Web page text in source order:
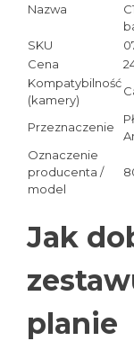
Nazwa
SKU
Cena
Kompatybilność
(kamery)
Przeznaczenie
Oznaczenie
producenta /
model
Jak
planie